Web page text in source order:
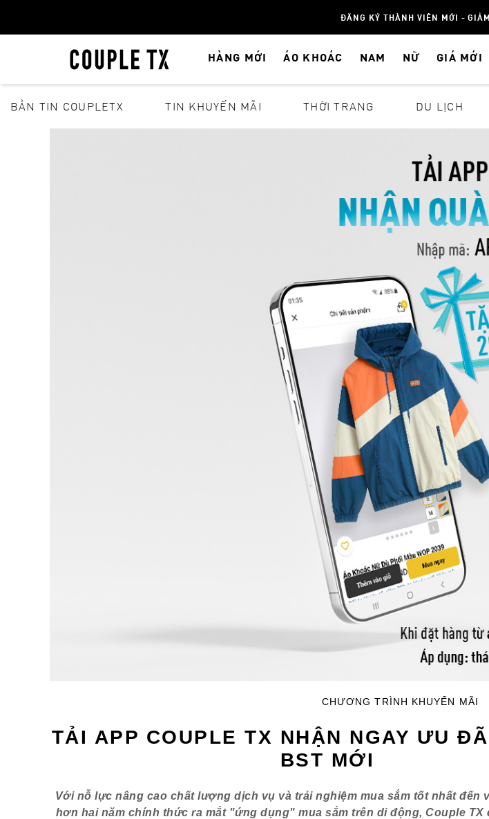
ĐĂNG KÝ THÀNH VIÊN MỚI -
HÀNG MỚI ÁO KHOÁC NAM NỮ GIÁ MỚI
BẢN TIN COUPLETX TIN KHUYẾN MÃI THỜI TRANG DU LỊCH
CHƯƠNG TRÌNH KHUYẾN MÃI
TẢI APP COUPLE TX NHẬN NGAY ƯU
BST MỚI
Với nỗ lực nâng cao chất lượng dịch vụ và trải nghiệm mua sắm tốt nhất đến
hơn hai năm chính thức ra mắt "ứng dụng" mua sắm trên di động, Couple